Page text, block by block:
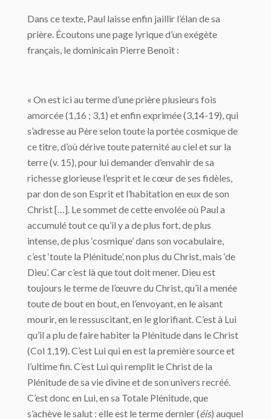
Dans ce texte, Paul laisse enfin jaillir l’élan de sa
prière. Écoutons une page lyrique d’un exégète
français, le dominicain Pierre Benoît :
« On est ici au terme d’une prière plusieurs fois
amorcée (1,16 ; 3,1) et enfin exprimée (3,14-19), qui
s’adresse au Père selon toute la portée cosmique de
ce titre, d’où dérive toute paternité au ciel et sur la
terre (v. 15), pour lui demander d’envahir de sa
richesse glorieuse l’esprit et le cœur de ses fidèles,
par don de son Esprit et l’habitation en eux de son
Christ […]. Le sommet de cette envolée où Paul a
accumulé tout ce qu’il y a de plus fort, de plus
intense, de plus ‘cosmique’ dans son vocabulaire,
c’est ‘toute la Plénitude’, non plus du Christ, mais ‘de
Dieu’. Car c’est là que tout doit mener. Dieu est
toujours le terme de l’œuvre du Christ, qu’il a menée
toute de bout en bout, en l’envoyant, en le aisant
mourir, en le ressuscitant, en le glorifiant. C’est à Lui
qu’il a plu de faire habiter la Plénitude dans le Christ
(Col 1,19). C’est Lui qui en est la première source et
l’ultime fin. C’est Lui qui remplit le Christ de la
Plénitude de sa vie divine et de son univers recréé.
C’est donc en Lui, en sa Totale Plénitude, que
s’achève le salut : elle est le terme dernier (éis) auquel